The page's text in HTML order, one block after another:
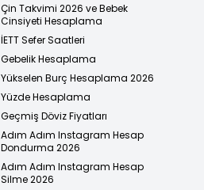
Çin Takvimi 2026 ve Bebek
Cinsiyeti Hesaplama
İETT Sefer Saatleri
Gebelik Hesaplama
Yükselen Burç Hesaplama 2026
Yüzde Hesaplama
Geçmiş Döviz Fiyatları
Adım Adım Instagram Hesap
Dondurma 2026
Adım Adım Instagram Hesap
Silme 2026